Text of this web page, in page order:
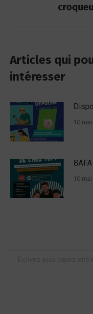
Articles qui
intéresser
10
10